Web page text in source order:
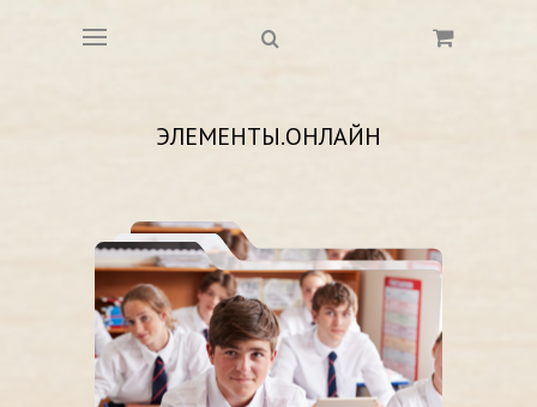
ЭЛЕМЕНТЫ.ОНЛАЙН